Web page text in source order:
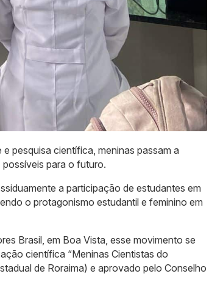
pesquisa científica, meninas passam a
para o futuro.
a participação de estudantes em
o protagonismo estudantil e feminino em
Brasil, em Boa Vista, esse movimento se
científica “Meninas Cientistas do
de Roraima) e aprovado pelo Conselho